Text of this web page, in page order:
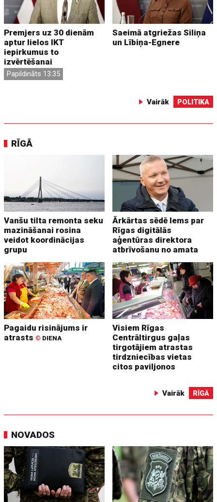
Premjers uz 30 dienām
aptur lielos IKT
iepirkumus to
izvērtēšanai
Papildināts 13:35
Saeimā atgriežas Siliņa
un Lībiņa-Egnere
Vairāk POLITIKA
RĪGĀ
Vanšu tilta remonta seku
mazināšanai rosina
veidot koordinācijas
grupu
Ārkārtas sēdē lems par
Rīgas digitālās
aģentūras direktora
atbrīvošanu no amata
Pagaidu risinājums ir
atrasts © DIENA
Visiem Rīgas
Centrāltirgus gaļas
tirgotājiem atrastas
tirdzniecības vietas
citos paviljonos
Vairāk RĪGĀ
NOVADOS